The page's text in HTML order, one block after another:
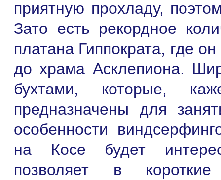
приятную прохладу,
Зато есть рекордное
платана Гиппократа, где
до храма Асклепиона.
бухтами, которые,
предназначены для
особенности
на Косе будет
позволяет в